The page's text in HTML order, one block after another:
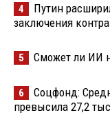
4
Путин
заключения
5 Сможет ли ИИ
6
Соцфонд:
превысила 27,2